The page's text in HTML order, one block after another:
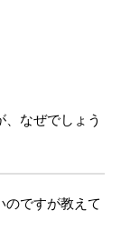
なぜでしょう
のですが教えて